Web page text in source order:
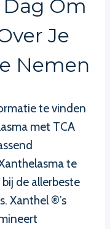
Om
Je
Nemen
te vinden
met TCA
te
de allerbeste
Xanthel ®’s